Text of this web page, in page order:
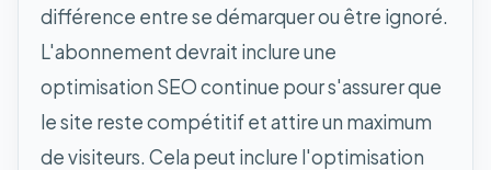
différence entre se démarquer ou être ignoré.
L'abonnement devrait inclure une
optimisation SEO continue pour s'assurer que
le site reste compétitif et attire un maximum
de visiteurs. Cela peut inclure l'optimisation